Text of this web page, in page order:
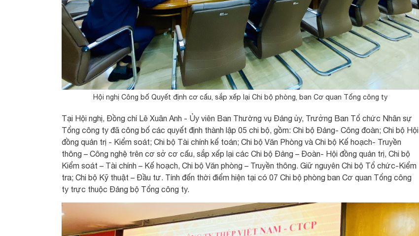
Hội nghị Công bố Quyết định cơ cấu, sắp xếp lại Chi bộ phòng, ban Cơ quan Tổng công ty
Tại Hội nghị, Đồng chí Lê Xuân Anh - Ủy viên Ban Thường vụ Đảng ủy, Trưởng Ban Tổ chức Nhân sự
Tổng công ty đã công bố các quyết định thành lập 05 chi bộ, gồm: Chi bộ Đảng- Công đoàn; Chi bộ Hội
đồng quản trị - Kiểm soát; Chi bộ Tài chính kế toán; Chi bộ Văn Phòng và Chi bộ Kế hoạch- Truyền
thông – Công nghệ trên cơ sở cơ cấu, sắp xếp lại các Chi bộ Đảng – Đoàn- Hội đồng quản trị, Chi bộ
Kiểm soát – Tài chính – Kế hoạch, Chi bộ Văn phòng – Truyền thông. Giữ nguyên Chi bộ Tổ chức-Kiểm
tra; Chi bộ Kỹ thuật – Đầu tư. Tính đến thời điểm hiện tại có 07 Chi bộ phòng ban Cơ quan Tổng công
ty trực thuộc Đảng bộ Tổng công ty.